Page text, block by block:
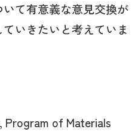
て有意義な意見交換が
いきたいと考えていま
Program of Materials